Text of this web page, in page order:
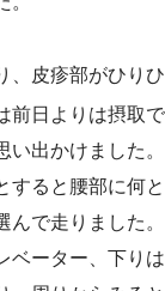
、皮疹部がひりひ
前日よりは摂取で
出かけました。
すると腰部に何と
で走りました。
ベーター、下りは